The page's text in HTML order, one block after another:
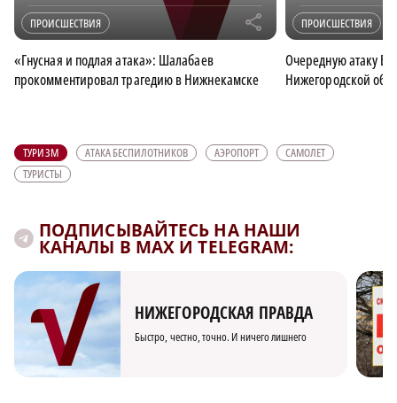
ПРОИСШЕСТВИЯ r
«Гнусная и подлая атака»: Шалабаев
прокомментировал трагедию в Нижнекамске
ПРОИСШЕСТВИЯ
Очередную атаку
Нижегородской
ТУРИЗМ АТАКА БЕСПИЛОТНИКОВ АЭРОПОРТ
САМОЛЕТ
ТУРИСТЫ
ПОДПИСЫВАЙТЕСЬ НА НАШИ
КАНАЛЫ В MAX И TELEGRAM:
НИЖЕГОРОДСКАЯ ПРАВДА
Быстро, честно, точно. И ничего лишнего